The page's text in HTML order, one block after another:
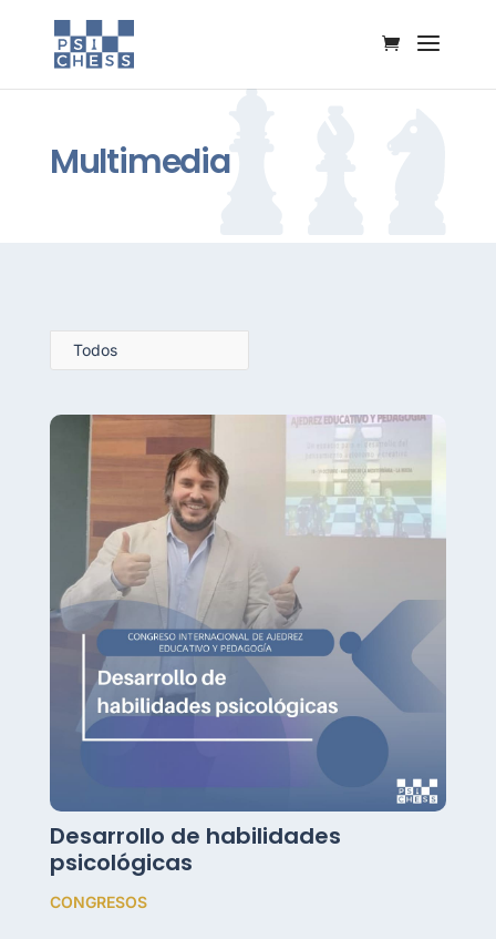
Abrir
Multimedia
Todos
Desarrollo de habilidades
psicológicas
CONGRESOS